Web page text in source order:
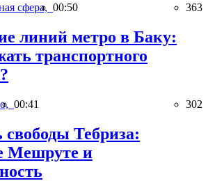
сфера, 00:50 363
линий метро в Баку:
транспортного
00:41 302
свободы Тебриза:
Мешруте и